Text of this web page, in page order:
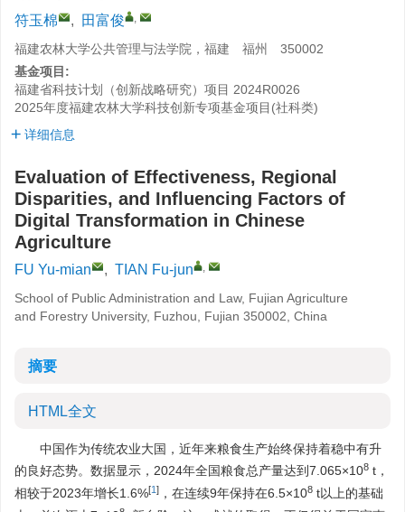
符玉棉 , 田富俊 ,
福建农林大学公共管理与法学院，福建 福州 350002
基金项目:
福建省科技计划（创新战略研究）项目 2024R0026
2025年度福建农林大学科技创新专项基金项目(社科类)
详细信息
Evaluation of Effectiveness, Regional
Disparities, and Influencing Factors of
Digital Transformation in Chinese
Agriculture
FU Yu-mian , TIAN Fu-jun ,
School of Public Administration and Law, Fujian Agriculture
and Forestry University, Fuzhou, Fujian 350002, China
摘要
HTML全文
中国作为传统农业大国，近年来粮食生产始终保持着稳中有升
的良好态势。数据显示，2024年全国粮食总产量达到7.065×108 t，
相较于2023年增长1.6%[1] ，在连续9年保持在6.5×108 t以上的基础